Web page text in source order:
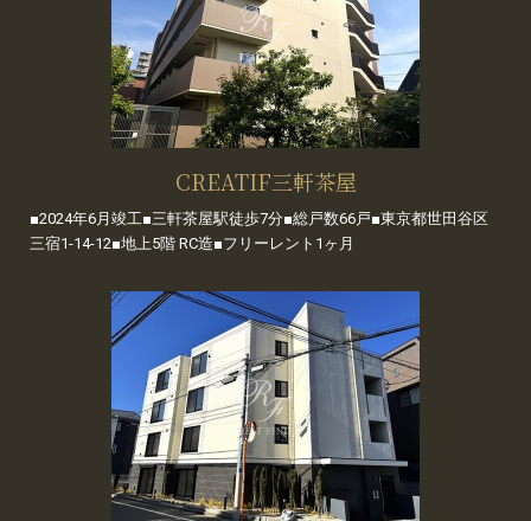
CREATIF三軒茶屋
■2024年6月竣工■三軒茶屋駅徒歩7分■総戸数66戸■東京都世田谷区
三宿1-14-12■地上5階 RC造■フリーレント1ヶ月